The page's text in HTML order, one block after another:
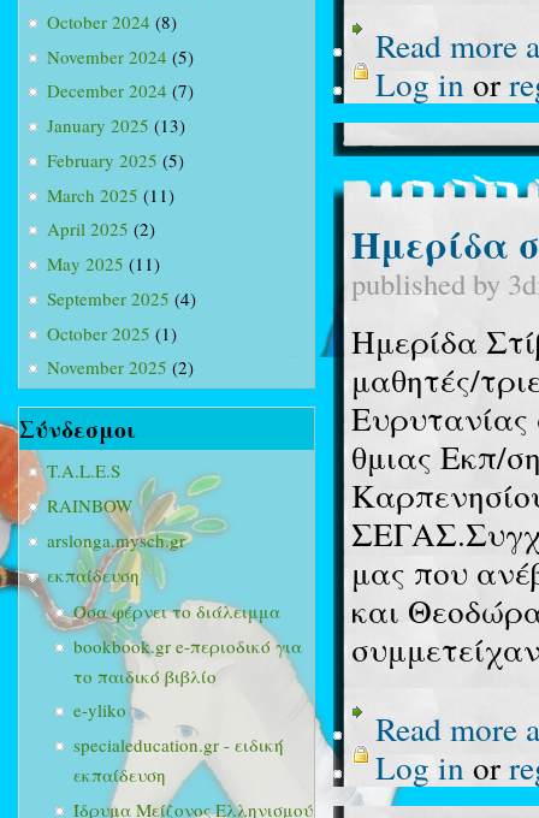
October 2024 (8)
November 2024 (5)
December 2024 (7)
January 2025 (13)
February 2025 (5)
March 2025 (11)
April 2025 (2)
May 2025 (11)
September 2025 (4)
October 2025 (1)
November 2025 (2)
Σύνδεσμοι
T.A.L.E.S
RAINBOW
arslonga.mysch.gr
εκπαίδευση
Όσα φέρνει το διάλειμμα
bookbook.gr e-περιοδικό για
το παιδικό βιβλίο
e-yliko
specialeducation.gr - ειδική
εκπαίδευση
Ίδρυμα Μείζονος Ελληνισμού
Read more
Log in or
Ημερίδα
published by
Ημερίδα
μαθητές/
Ευρυτανίας
θμιας Εκπ/
μας που
και
Read more
Log in or